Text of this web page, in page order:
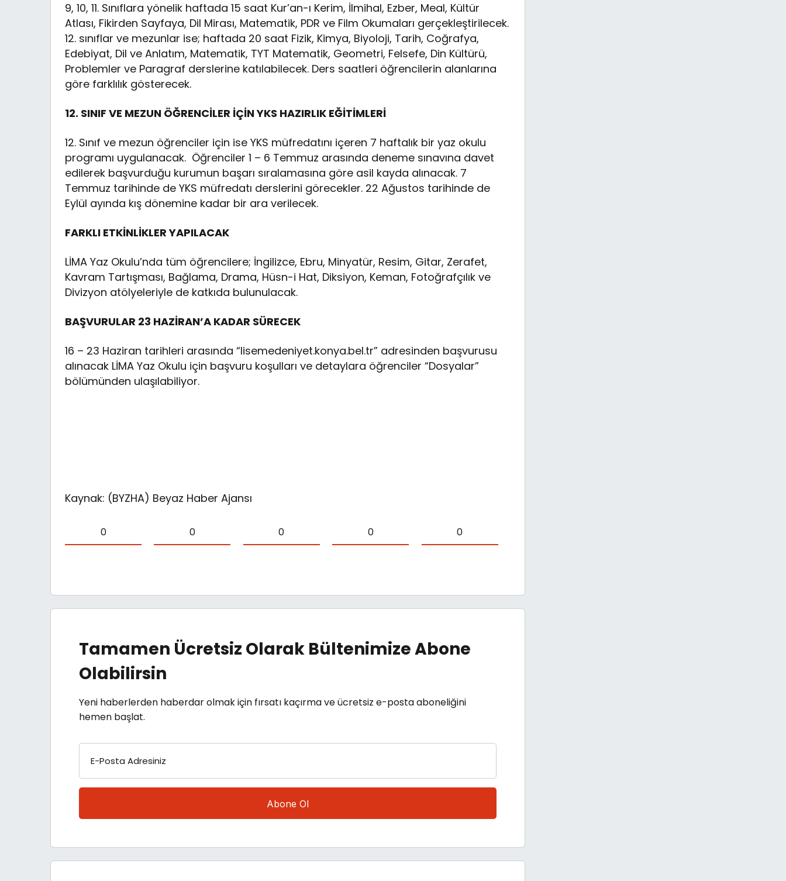
9, 10, 11. Sınıflara yönelik haftada 15 saat Kur’an-ı Kerim, İlmihal, Ezber, Meal, Kültür
Atlası, Fikirden Sayfaya, Dil Mirası, Matematik, PDR ve Film Okumaları gerçekleştirilecek.
12. sınıflar ve mezunlar ise; haftada 20 saat Fizik, Kimya, Biyoloji, Tarih, Coğrafya,
Edebiyat, Dil ve Anlatım, Matematik, TYT Matematik, Geometri, Felsefe, Din Kültürü,
Problemler ve Paragraf derslerine katılabilecek. Ders saatleri öğrencilerin alanlarına
göre farklılık gösterecek.
12. SINIF VE MEZUN ÖĞRENCİLER İÇİN YKS HAZIRLIK EĞİTİMLERİ
12. Sınıf ve mezun öğrenciler için ise YKS müfredatını içeren 7 haftalık bir yaz okulu
programı uygulanacak. Öğrenciler 1 – 6 Temmuz arasında deneme sınavına davet
edilerek başvurduğu kurumun başarı sıralamasına göre asil kayda alınacak. 7
Temmuz tarihinde de YKS müfredatı derslerini görecekler. 22 Ağustos tarihinde de
Eylül ayında kış dönemine kadar bir ara verilecek.
FARKLI ETKİNLİKLER YAPILACAK
LİMA Yaz Okulu’nda tüm öğrencilere; İngilizce, Ebru, Minyatür, Resim, Gitar, Zerafet,
Kavram Tartışması, Bağlama, Drama, Hüsn-i Hat, Diksiyon, Keman, Fotoğrafçılık ve
Divizyon atölyeleriyle de katkıda bulunulacak.
BAŞVURULAR 23 HAZİRAN’A KADAR SÜRECEK
16 – 23 Haziran tarihleri arasında “lisemedeniyet.konya.bel.tr” adresinden başvurusu
alınacak LİMA Yaz Okulu için başvuru koşulları ve detaylara öğrenciler “Dosyalar”
bölümünden ulaşılabiliyor.
Kaynak: (BYZHA) Beyaz Haber Ajansı
0 0 0 0 0
Tamamen Ücretsiz Olarak Bültenimize Abone
Olabilirsin
Yeni haberlerden haberdar olmak için fırsatı kaçırma ve ücretsiz e-posta aboneliğini
hemen başlat.
E-Posta Adresiniz